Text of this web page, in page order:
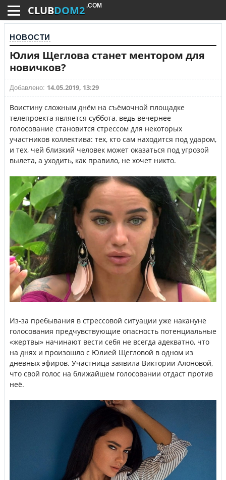
CLUBDOM2 .COM
НОВОСТИ
Юлия Щеглова станет ментором для
новичков?
Добавлено: 14.05.2019, 13:29
Воистину сложным днём на съёмочной площадке
телепроекта является суббота, ведь вечернее
голосование становится стрессом для некоторых
участников коллектива: тех, кто сам находится под ударом,
и тех, чей близкий человек может оказаться под угрозой
вылета, а уходить, как правило, не хочет никто.
Из-за пребывания в стрессовой ситуации уже накануне
голосования предчувствующие опасность потенциальные
«жертвы» начинают вести себя не всегда адекватно, что
на днях и произошло с Юлией Щегловой в одном из
дневных эфиров. Участница заявила Виктории Алоновой,
что свой голос на ближайшем голосовании отдаст против
неё.